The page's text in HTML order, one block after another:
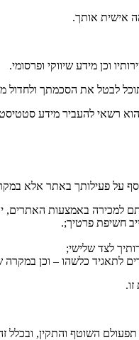
אישית אותך.
וכן מידע שיווקי ופרסומי.
לבטל את הסכמתך ולחדול
רשאי להעביר מידע
על פעילותך באתר אלא
למכירה באמצעות
חשיפת פרטיך;.
לצד שלישי;
לתאגיד כלשהו – וכן